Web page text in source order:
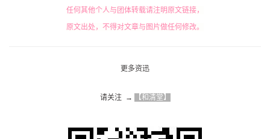
任何其他个人与团体转载请注明原文链接，
原文出处，不得对文章与图片做任何修改。
更多资迅
请关注  → 【和清堂】